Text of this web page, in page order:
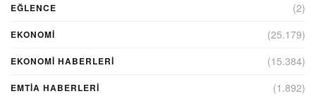
EĞLENCE (2)
EKONOMİ (25.179)
EKONOMI HABERLERI (15.384)
EMTIA HABERLERI (1.892)